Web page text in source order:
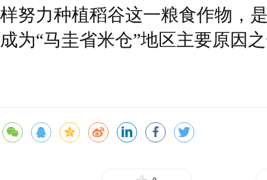
样努力种植稻谷这一粮食作物，
成为“马圭省米仓”地区主要原因